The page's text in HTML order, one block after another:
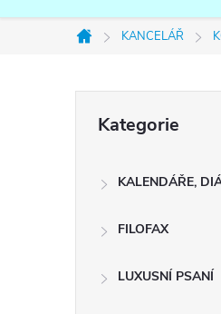
Domů
KANCELÁŘ
kategorie
Kategorie
KALENDÁŘE,
FILOFAX
LUXUSNÍ PSANÍ